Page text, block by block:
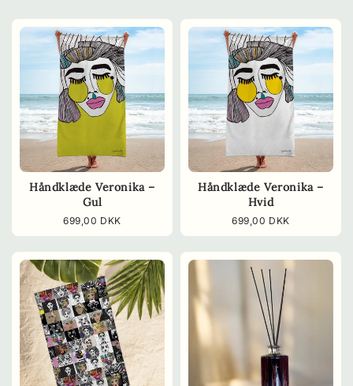
Håndklæde Veronika –
Gul
Normalpris
699,00 DKK
Håndklæde Veronika –
Hvid
Normalpris
699,00 DKK